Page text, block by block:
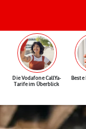
Die Vodafone CallYa-
Tarife im Überblick
Beste